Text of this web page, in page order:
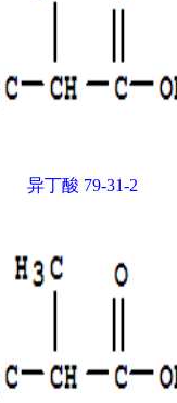
异丁酸 79-31-2